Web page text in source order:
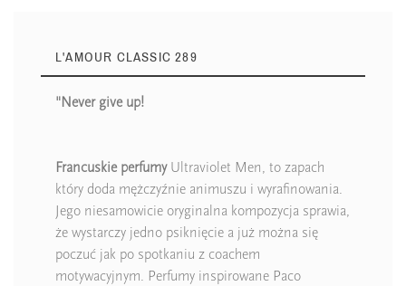
L'AMOUR CLASSIC 289
"Never give up!
Francuskie perfumyUltraviolet Men, to zapach
który doda mężczyźnie animuszu i wyrafinowania.
Jego niesamowicie oryginalna kompozycja sprawia,
że wystarczy jedno psiknięcie a już można się
poczuć jak po spotkaniu z coachem
motywacyjnym. Perfumy inspirowane Paco